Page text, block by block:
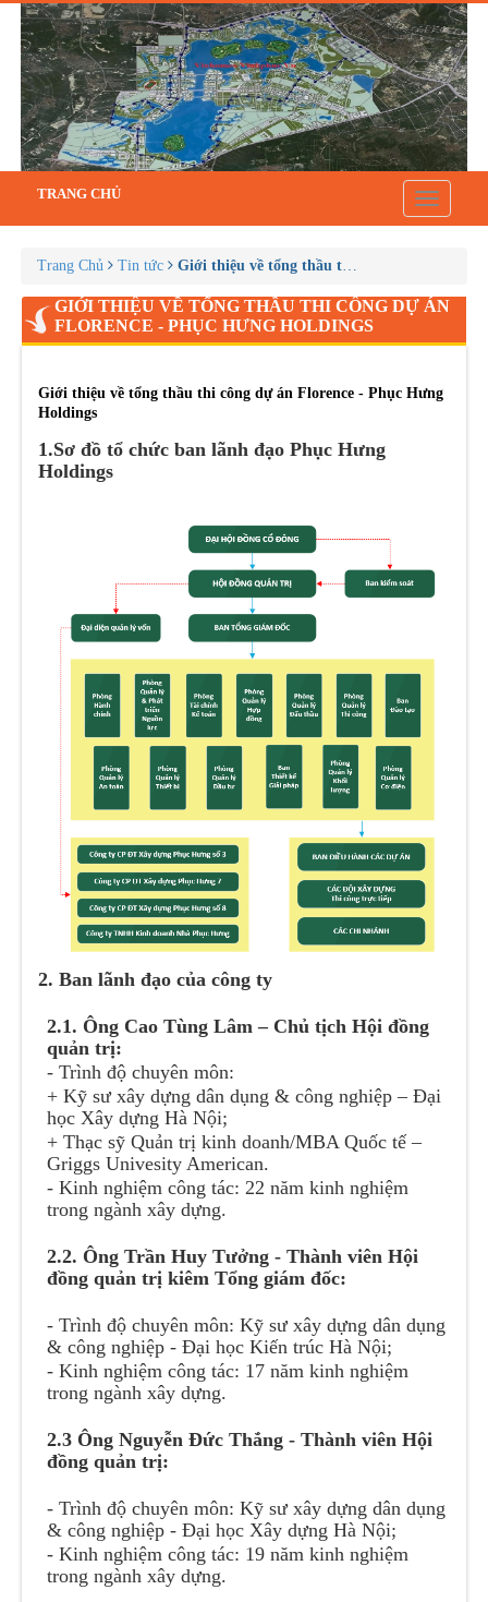
Toggle
TRANG CHỦ
Trang Chủ Tin tức Giới thiệu về tổng thầu thi công dự án
GIỚI THIỆU VỀ TỔNG THẦU THI CÔNG DỰ ÁN
FLORENCE - PHỤC HƯNG HOLDINGS
Giới thiệu về tổng thầu thi công dự án Florence - Phục Hưng
Holdings
1.Sơ đồ tổ chức ban lãnh đạo Phục Hưng
Holdings
2. Ban lãnh đạo của công ty
2.1. Ông Cao Tùng Lâm – Chủ tịch Hội đồng
quản trị:
- Trình độ chuyên môn:
+ Kỹ sư xây dựng dân dụng & công nghiệp – Đại
học Xây dựng Hà Nội;
+ Thạc sỹ Quản trị kinh doanh/MBA Quốc tế –
Griggs Univesity American.
- Kinh nghiệm công tác: 22 năm kinh nghiệm
trong ngành xây dựng.
2.2. Ông Trần Huy Tưởng - Thành viên Hội
đồng quản trị kiêm Tổng giám đốc:
- Trình độ chuyên môn: Kỹ sư xây dựng dân dụng
& công nghiệp - Đại học Kiến trúc Hà Nội;
- Kinh nghiệm công tác: 17 năm kinh nghiệm
trong ngành xây dựng.
2.3 Ông Nguyễn Đức Thắng - Thành viên Hội
đồng quản trị:
- Trình độ chuyên môn: Kỹ sư xây dựng dân dụng
& công nghiệp - Đại học Xây dựng Hà Nội;
- Kinh nghiệm công tác: 19 năm kinh nghiệm
trong ngành xây dựng.